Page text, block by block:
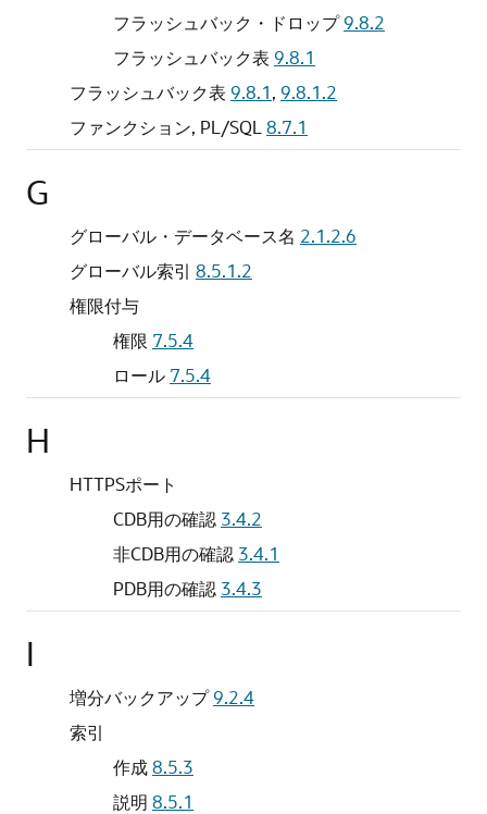
フラッシュバック・ドロップ9.8.2
フラッシュバック表 9.8.1
フラッシュバック表 9.8.1, 9.8.1.2
ファンクション, PL/SQL 8.7.1
G
グローバル・データベース名 2.1.2.6
グローバル索引 8.5.1.2
権限付与
権限 7.5.4
ロール 7.5.4
H
HTTPSポート
CDB用の確認 3.4.2
非CDB用の確認 3.4.1
PDB用の確認 3.4.3
I
増分バックアップ9.2.4
索引
作成8.5.3
説明 8.5.1